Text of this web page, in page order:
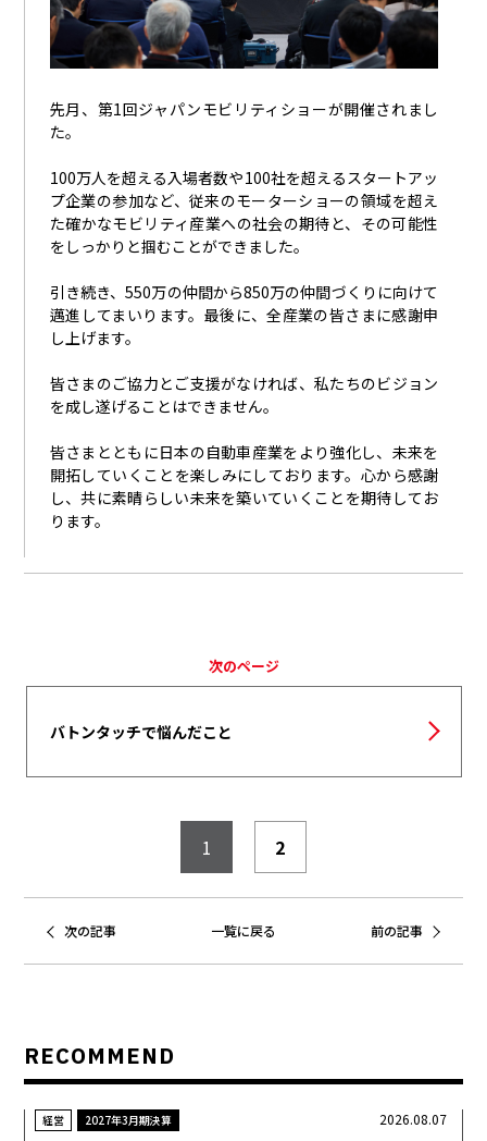
先月、第1回ジャパンモビリティショーが開催されまし
た。
100万人を超える入場者数や100社を超えるスタートアッ
プ企業の参加など、従来のモーターショーの領域を超え
た確かなモビリティ産業への社会の期待と、その可能性
をしっかりと掴むことができました。
引き続き、550万の仲間から850万の仲間づくりに向けて
邁進してまいります。最後に、全産業の皆さまに感謝申
し上げます。
皆さまのご協力とご支援がなければ、私たちのビジョン
を成し遂げることはできません。
皆さまとともに日本の自動車産業をより強化し、未来を
開拓していくことを楽しみにしております。心から感謝
し、共に素晴らしい未来を築いていくことを期待してお
ります。
次のページ
バトンタッチで悩んだこと
1 2
次の記事 一覧に戻る 前の記事
RECOMMEND
経営 2027年3月期決算 2026.08.07